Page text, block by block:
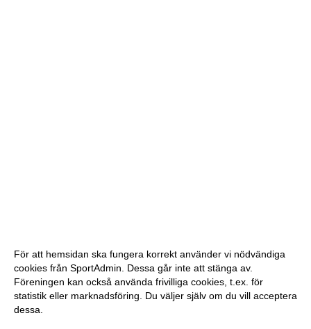
För att hemsidan ska fungera korrekt använder vi nödvändiga
cookies från SportAdmin. Dessa går inte att stänga av.
Föreningen kan också använda frivilliga cookies, t.ex. för
statistik eller marknadsföring. Du väljer själv om du vill acceptera
dessa.